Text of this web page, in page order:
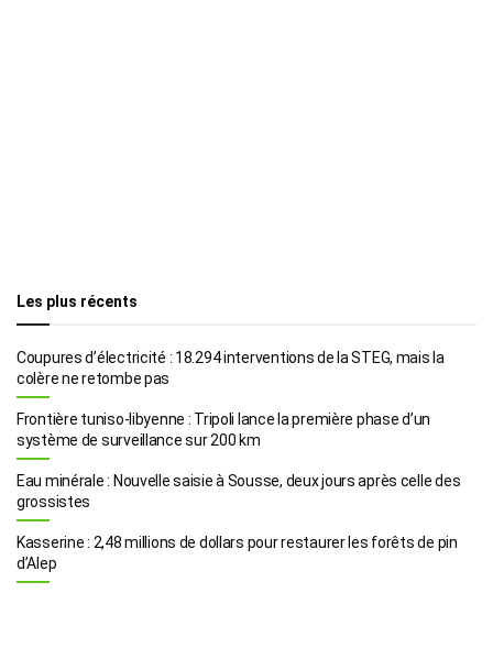
Les plus récents
Coupures d’électricité : 18.294 interventions de la STEG, mais la
colère ne retombe pas
Frontière tuniso-libyenne : Tripoli lance la première phase d’un
système de surveillance sur 200 km
Eau minérale : Nouvelle saisie à Sousse, deux jours après celle des
grossistes
Kasserine : 2,48 millions de dollars pour restaurer les forêts de pin
d’Alep